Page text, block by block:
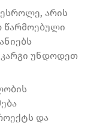
არის
წარმოებული
კარგი უნდოდეთ
და